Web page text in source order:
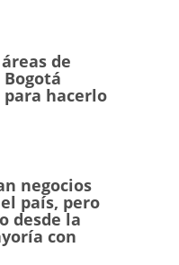
de
hacerlo
negocios
país, pero
desde la
con